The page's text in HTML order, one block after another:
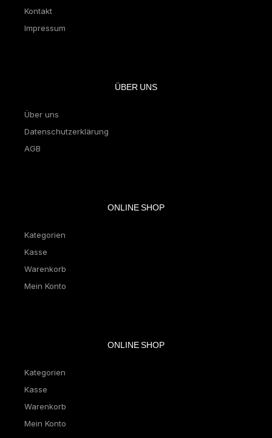
Kontakt
Impressum
ÜBER UNS
Über uns
Datenschutzerklärung
AGB
ONLINE SHOP
Kategorien
Kasse
Warenkorb
Mein Konto
ONLINE SHOP
Kategorien
Kasse
Warenkorb
Mein Konto